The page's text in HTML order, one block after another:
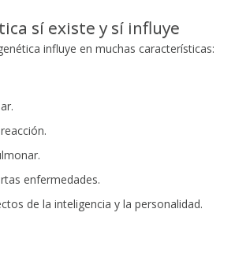
sí existe y sí influye
influye en muchas características:
enfermedades.
de la inteligencia y la personalidad.